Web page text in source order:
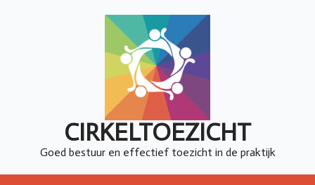
CIRKELTOEZICHT
Goed bestuur en effectief toezicht in de praktijk